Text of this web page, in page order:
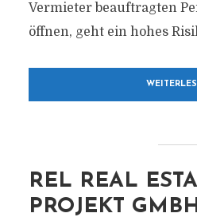
Vermieter beauftragten
öffnen, geht ein hohes
REL REAL
PROJEKT